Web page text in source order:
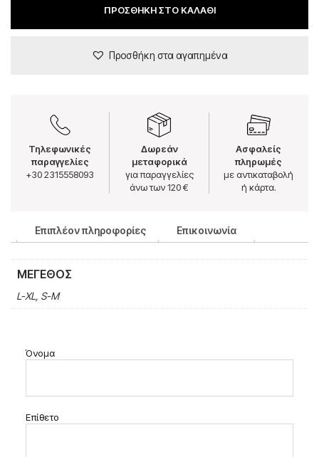
ΠΡΟΣΘΉΚΗ ΣΤΟ ΚΑΛΆΘΙ
Προσθήκη στα αγαπημένα
Τηλεφωνικές
παραγγελίες
+30 2315558093
Δωρεάν
μεταφορικά
για παραγγελίες
άνω των 120 €
Ασφαλείς
πληρωμές
με αντικαταβολή
ή κάρτα.
Επιπλέον πληροφορίες Επικοινωνία
ΜΈΓΕΘΟΣ
L-XL, S-M
Όνομα
Επίθετο